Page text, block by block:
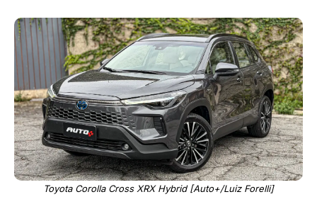
Toyota Corolla Cross XRX Hybrid [Auto+/Luiz Forelli]